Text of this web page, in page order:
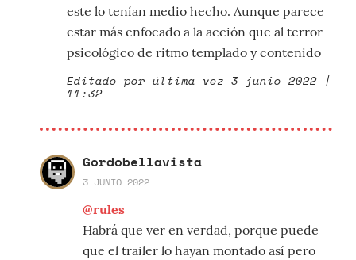
este lo tenían medio hecho. Aunque parece
estar más enfocado a la acción que al terror
psicológico de ritmo templado y contenido
Editado por última vez 3 junio 2022 |
11:32
Gordobellavista
3 JUNIO 2022
@rules
Habrá que ver en verdad, porque puede
que el trailer lo hayan montado así pero